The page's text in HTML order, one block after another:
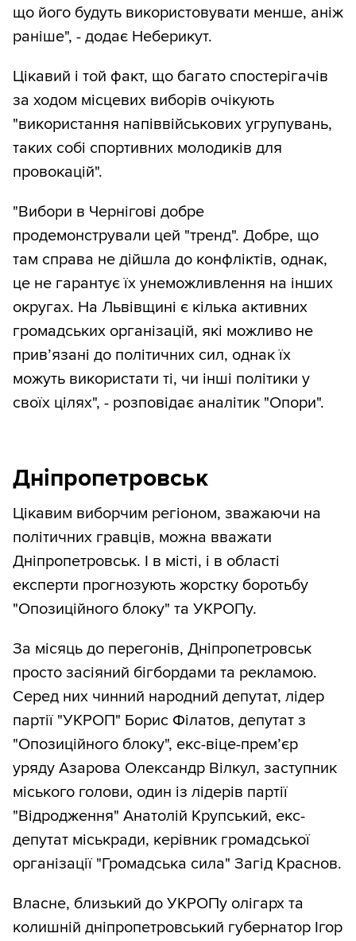
що його будуть використовувати менше, аніж
раніше", - додає Неберикут.
Цікавий і той факт, що багато спостерігачів
за ходом місцевих виборів очікують
"використання напіввійськових угрупувань,
таких собі спортивних молодиків для
провокацій".
"Вибори в Чернігові добре
продемонстрували цей "тренд". Добре, що
там справа не дійшла до конфліктів, однак,
це не гарантує їх унеможливлення на інших
округах. На Львівщині є кілька активних
громадських організацій, які можливо не
прив’язані до політичних сил, однак їх
можуть використати ті, чи інші політики у
своїх цілях", - розповідає аналітик "Опори".
Дніпропетровськ
Цікавим виборчим регіоном, зважаючи на
політичних гравців, можна вважати
Дніпропетровськ. І в місті, і в області
експерти прогнозують жорстку боротьбу
"Опозиційного блоку" та УКРОПу.
За місяць до перегонів, Дніпропетровськ
просто засіяний бігбордами та рекламою.
Серед них чинний народний депутат, лідер
партії "УКРОП" Борис Філатов, депутат з
"Опозиційного блоку", екс-віце-прем’єр
уряду Азарова Олександр Вілкул, заступник
міського голови, один із лідерів партії
"Відродження" Анатолій Крупський, екс-
депутат міськради, керівник громадської
організації "Громадська сила" Загід Краснов.
Власне, близький до УКРОПу олігарх та
колишній дніпропетровський губернатор Ігор